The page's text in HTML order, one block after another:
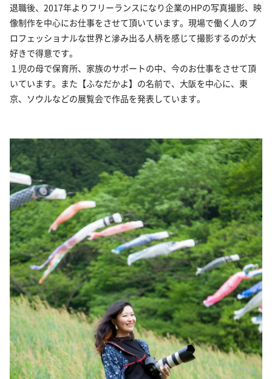
退職後、 2017年よりフリーランスになり企業のHPの写真撮影、 映
像制作を中心にお仕事をさせて頂いています。現場で働く人のプ
ロフェッショナルな世界と滲み出る人柄を感じて撮影するのが大
好きで得意です。
１児の母で保育所、家族のサポートの中、今のお仕事をさせて頂
いています。また【ふなだかよ】の名前で、大阪を中心に、東
京、ソウルなどの展覧会で作品を発表しています。